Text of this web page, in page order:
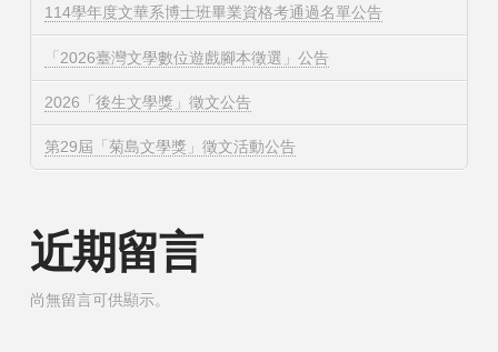
114學年度文華系博士班畢業資格考通過名單公告
「2026臺灣文學數位遊戲腳本徵選」公告
2026「後生文學獎」徵文公告
第29屆「菊島文學獎」徵文活動公告
近期留言
尚無留言可供顯示。